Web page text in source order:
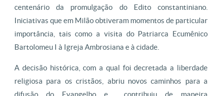
centenário da promulgação do Edito constantiniano.
Iniciativas que em Milão obtiveram momentos de particular
importância, tais como a visita do Patriarca Ecumênico
Bartolomeu I à Igreja Ambrosiana e à cidade.
A decisão histórica, com a qual foi decretada a liberdade
religiosa para os cristãos, abriu novos caminhos para a
difusão do Evangelho e contribuiu de maneira